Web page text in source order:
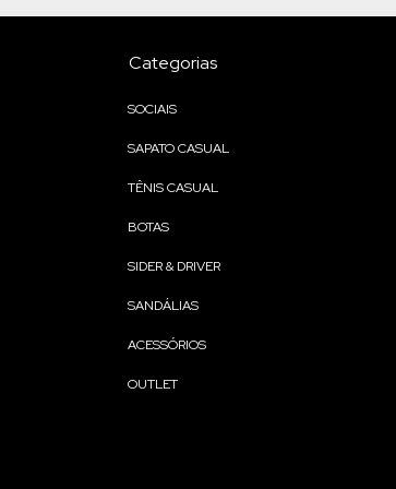
Categorias
SOCIAIS
SAPATO CASUAL
TÊNIS CASUAL
BOTAS
SIDER & DRIVER
SANDÁLIAS
ACESSÓRIOS
OUTLET